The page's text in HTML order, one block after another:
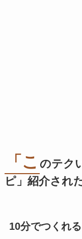
「こ のテク
ピ」紹介され
10分でつくれ